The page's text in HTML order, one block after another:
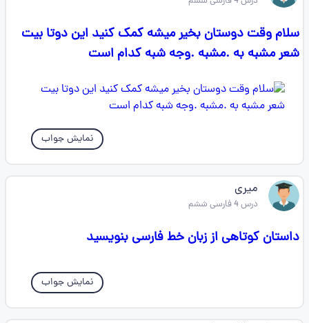
سلام وقت دوستان بخیر میشه کمک کنید این دوتا بیت
شعر مشبه به .مشبه .وجه شبه کدام است
نمایش جواب
میری
درس 4 فارسی ششم
داستان کوتاهی از زبان خط فارسی بنویسید
نمایش جواب